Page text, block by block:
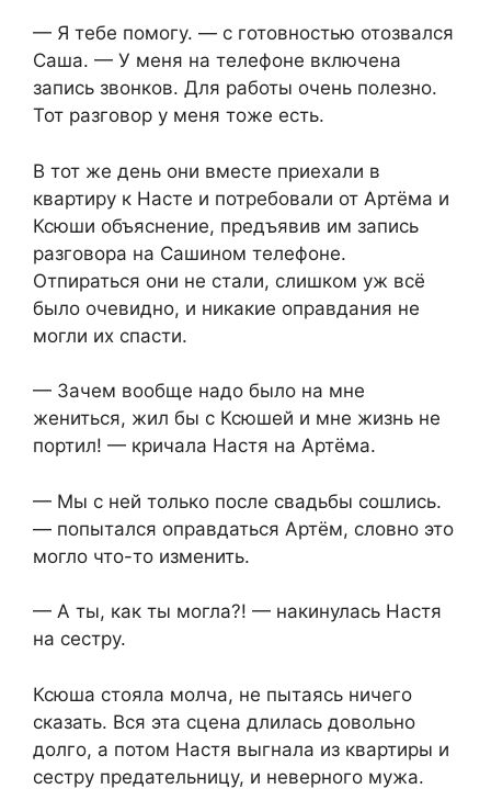
— Я тебе помогу. — с готовностью отозвался
Саша. — У меня на телефоне включена
запись звонков. Для работы очень полезно.
Тот разговор у меня тоже есть.
В тот же день они вместе приехали в
квартиру к Насте и потребовали от Артёма и
Ксюши объяснение, предъявив им запись
разговора на Сашином телефоне.
Отпираться они не стали, слишком уж всё
было очевидно, и никакие оправдания не
могли их спасти.
— Зачем вообще надо было на мне
жениться, жил бы с Ксюшей и мне жизнь не
портил! — кричала Настя на Артёма.
— Мы с ней только после свадьбы сошлись.
— попытался оправдаться Артём, словно это
могло что-то изменить.
— А ты, как ты могла?! — накинулась Настя
на сестру.
Ксюша стояла молча, не пытаясь ничего
сказать. Вся эта сцена длилась довольно
долго, а потом Настя выгнала из квартиры и
сестру предательницу, и неверного мужа.